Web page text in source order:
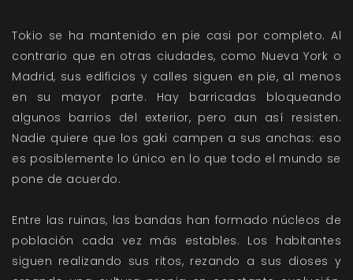
Tokio se ha mantenido en pie casi por completo. Al
contrario que en otras ciudades, como Nueva York o
Madrid, sus edificios y calles siguen en pie, al menos
en su mayor parte. Hay barricadas bloqueando
algunos barrios del exterior, pero aun así resisten.
Nadie quiere que los gaki campen a sus anchas: eso
es posiblemente lo único en lo que todo el mundo se
pone de acuerdo.
Entre las ruinas, las bandas han formado núcleos de
población cada vez más estables. Los habitantes
siguen realizando sus ritos, rezando a sus dioses y